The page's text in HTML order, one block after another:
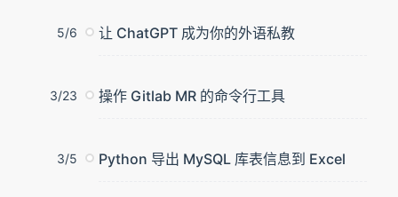
5/6 让 ChatGPT 成为你的外语私教
3/23 操作 Gitlab MR 的命令行工具
3/5 Python 导出 MySQL 库表信息到 Excel